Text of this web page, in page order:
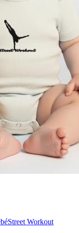
Street Workout